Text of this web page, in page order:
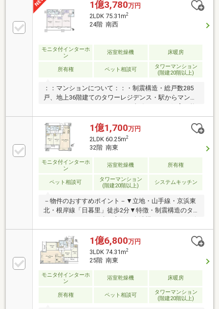
1億3,780万円
2LDK 75.31m2
24階 南西
モニタ付インターホ
ン
浴室乾燥機 床暖房
所有権 ペット相談可
タワーマンション
(階建20階以上)
：：マンションについて：：・制震構造・総戸数285
戸、地上36階建てのタワーレジデンス・駅からマンシ
ョンまでペデストリアンデッキ直結・ペット飼育可能
（飼育細則有）・3階エントランスに宅配ボックス設
置・各階にゴミステーション設置・ホテルライクな内
廊下設計・ゲストルーム、ビューラウンジなどの共用
施設有 ：：設備・概要：：・約10ｍのワイドバルコ
ニー・ＴＥＳ温水式床暖房・生ごみを処理するディス
ポーザー・温水式浴室換気乾燥機・独立手洗い器採用
のトイレ
1億1,700万円
2LDK 60.25m2
32階 南東
モニタ付インターホ
ン
浴室乾燥機 所有権
ペット相談可
タワーマンション
(階建20階以上)
システムキッチン
－物件のおすすめポイント－▼立地・山手線・京浜東
北・根岸線「日暮里」徒歩2分▼特徴・制震構造のタ
ワーマンション・陽当り良好・食洗機・ディスポーザ
ー・浄水器付キッチン・24時間有人管理(17:00～18:00
は警備員)・ラウンジ等の共用施設有▼設備・浴室乾燥
機・ダブルオートロック(非接触機能有)▼周辺環境・
まいばすけっと西日暮里2丁目店 徒歩4分(約310m)■ ご
希望の住まい探しをお手伝いします ━━━━━・・・
物件の詳細・ご相談はお気軽にお問い合わせくださ
1億6,800万円
3LDK 74.31m2
25階 南東
モニタ付インターホ
ン
浴室乾燥機 床暖房
所有権 ペット相談可
タワーマンション
(階建20階以上)